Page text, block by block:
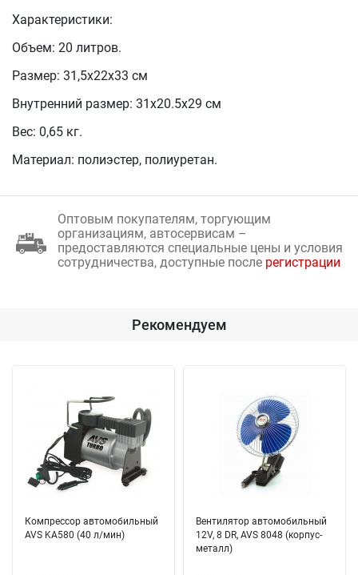
Характеристики:
Объем: 20 литров.
Размер: 31,5х22х33 см
Внутренний размер: 31х20.5х29 см
Вес: 0,65 кг.
Материал: полиэстер, полиуретан.
Оптовым покупателям, торгующим
организациям, автосервисам –
предоставляются специальные цены и условия
сотрудничества, доступные после регистрации
Рекомендуем
Компрессор автомобильный
AVS KA580 (40 л/мин)
Вентилятор автомобильный
12V, 8 DR, AVS 8048 (корпус-
металл)